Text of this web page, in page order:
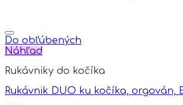
Do obľúbených
Náhľad
Rukávniky do kočíka
Rukávnik DUO ku kočíka, orgován,